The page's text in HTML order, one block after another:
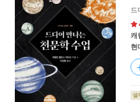
드
캐
현
셀